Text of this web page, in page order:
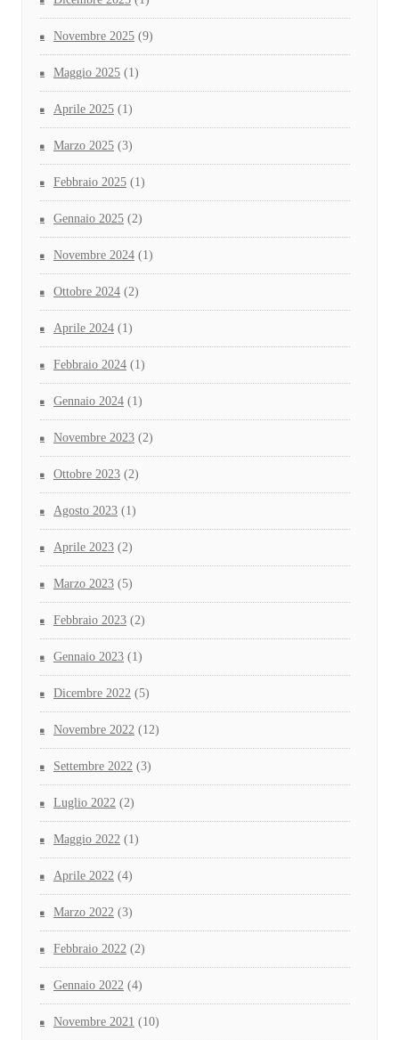
Novembre 2025 (9)
Maggio 2025 (1)
Aprile 2025 (1)
Marzo 2025 (3)
Febbraio 2025 (1)
Gennaio 2025 (2)
Novembre 2024 (1)
Ottobre 2024 (2)
Aprile 2024 (1)
Febbraio 2024 (1)
Gennaio 2024 (1)
Novembre 2023 (2)
Ottobre 2023 (2)
Agosto 2023 (1)
Aprile 2023 (2)
Marzo 2023 (5)
Febbraio 2023 (2)
Gennaio 2023 (1)
Dicembre 2022 (5)
Novembre 2022 (12)
Settembre 2022 (3)
Luglio 2022 (2)
Maggio 2022 (1)
Aprile 2022 (4)
Marzo 2022 (3)
Febbraio 2022 (2)
Gennaio 2022 (4)
Novembre 2021 (10)